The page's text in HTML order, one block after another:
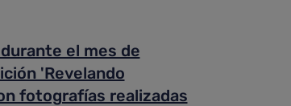
el mes de
'Revelando
fotografías realizadas